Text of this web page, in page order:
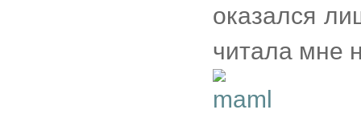
оказался
читала мне